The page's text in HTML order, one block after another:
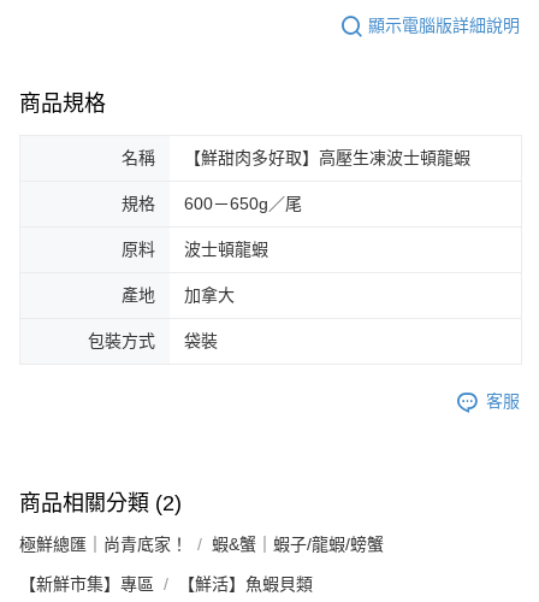
顯示電腦版詳細說明
商品規格
名稱 【鮮甜肉多好取】高壓生凍波士頓龍蝦
規格 600－650g／尾
原料 波士頓龍蝦
產地 加拿大
包裝方式 袋裝
客服
商品相關分類 (2)
極鮮總匯｜尚青底家！ 蝦&蟹｜蝦子/龍蝦/螃蟹
【新鮮市集】專區 【鮮活】魚蝦貝類